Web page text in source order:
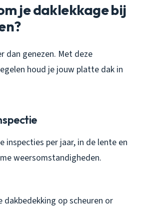
je daklekkage bij
dan genezen. Met deze
houd je jouw platte dak in
inspecties per jaar, in de lente en
weersomstandigheden.
dakbedekking op scheuren or